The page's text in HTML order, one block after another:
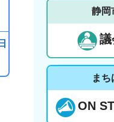
静岡
議
まち
ON